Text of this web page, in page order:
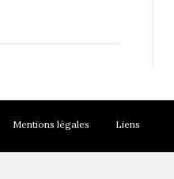
Mentions légales Liens